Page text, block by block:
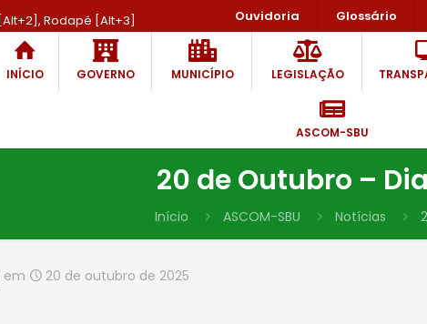
Rodapé [Alt+3] Ouvidoria Glossário
INÍCIO GOVERNO MUNICÍPIO LEGISLAÇÃO
ASCOM-SBU
20 de Outubro –
Início ASCOM-SBU Notícias
em 20 de outubro de 2025